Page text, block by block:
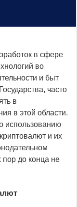
в сфере
во
и быт
часто
в
в этой области.
использованию
и их
пор до конца не